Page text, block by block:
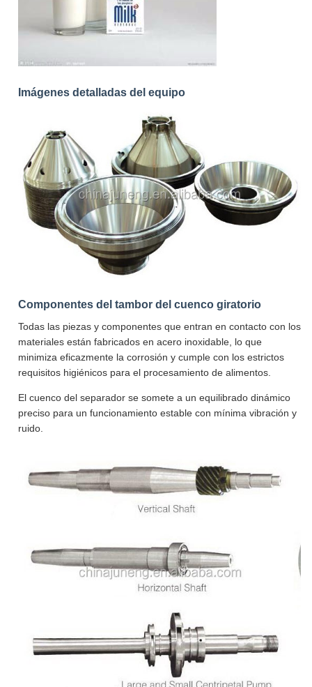
Imágenes detalladas del equipo
Componentes del tambor del cuenco giratorio
Todas las piezas y componentes que entran en contacto con los
materiales están fabricados en acero inoxidable, lo que
minimiza eficazmente la corrosión y cumple con los estrictos
requisitos higiénicos para el procesamiento de alimentos.
El cuenco del separador se somete a un equilibrado dinámico
preciso para un funcionamiento estable con mínima vibración y
ruido.